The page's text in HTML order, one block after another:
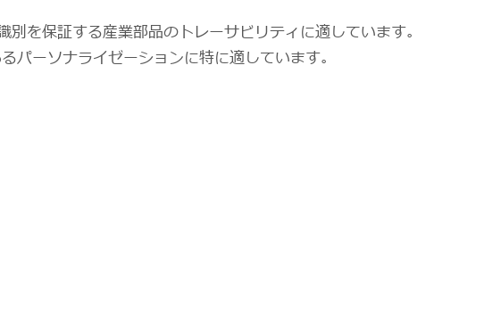
を保証する産業部品のトレーサビリティに適しています。
ーソナライゼーションに特に適しています。